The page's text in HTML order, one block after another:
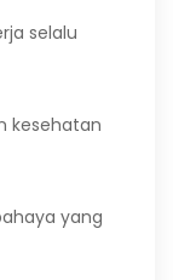
selalu
kesehatan
yang